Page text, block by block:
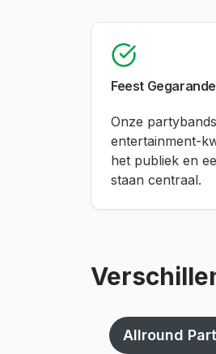
Feest
Onze
entertainment-
het publiek en
staan centraal.
Allround